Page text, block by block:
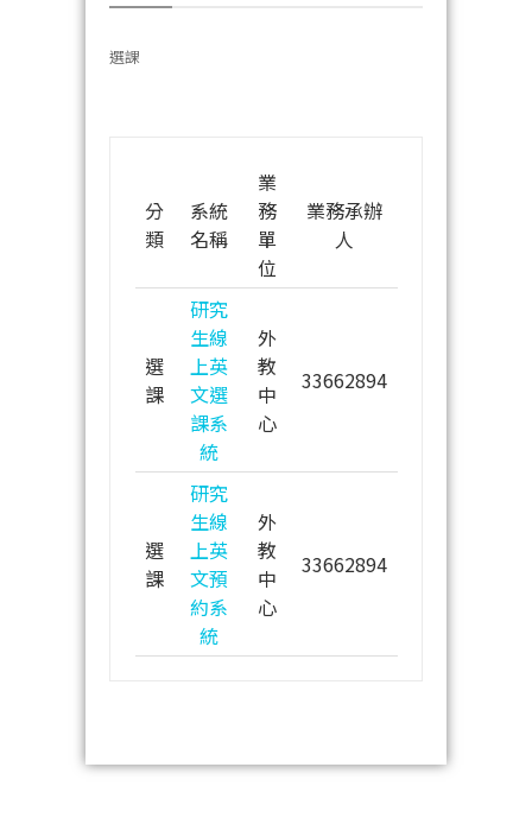
選課
分
類
系統
名稱
業
務
單
位
業務承辦
人
選
課
研究
生線
上英
文選
課系
統
外
教
中
心
33662894
選
課
研究
生線
上英
文預
約系
統
外
教
中
心
33662894